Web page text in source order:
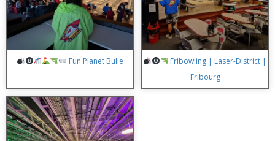
Fun Planet Bulle
Fribowling | Laser-District |
Fribourg